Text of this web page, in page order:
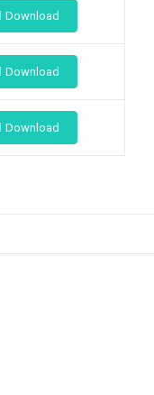
Download
Download
Download